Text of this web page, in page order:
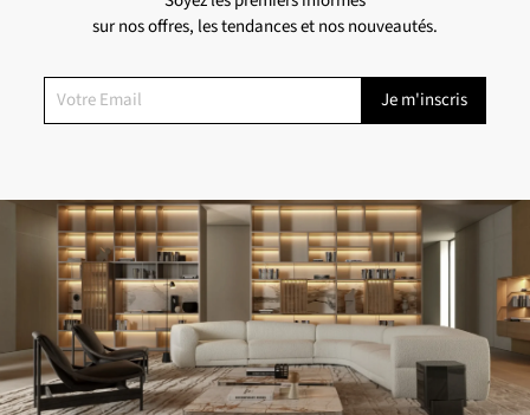
sur nos offres, les tendances et nos nouveautés.